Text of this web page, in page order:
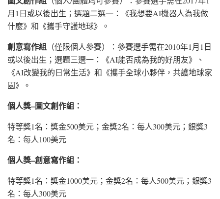
月1日或以後出生；選題二選一：《我想要AI機器人為我做
什麼》和《攜手守護地球》。
創意寫作組 （僅限個人參賽）：參賽選手需在2010年1月1日
或以後出生；選題三選一：《AI能否成為我的好朋友》、
《AI改變我的日常生活》和《攜手全球小夥伴，共護地球家
園》。
個人獎–圖文創作組：
特等獎1名：獎金500美元；金獎2名：每人300美元；銀獎3
名：每人100美元
個人獎–創意寫作組：
特等獎1名：獎金1000美元；金獎2名：每人500美元；銀獎3
名：每人300美元